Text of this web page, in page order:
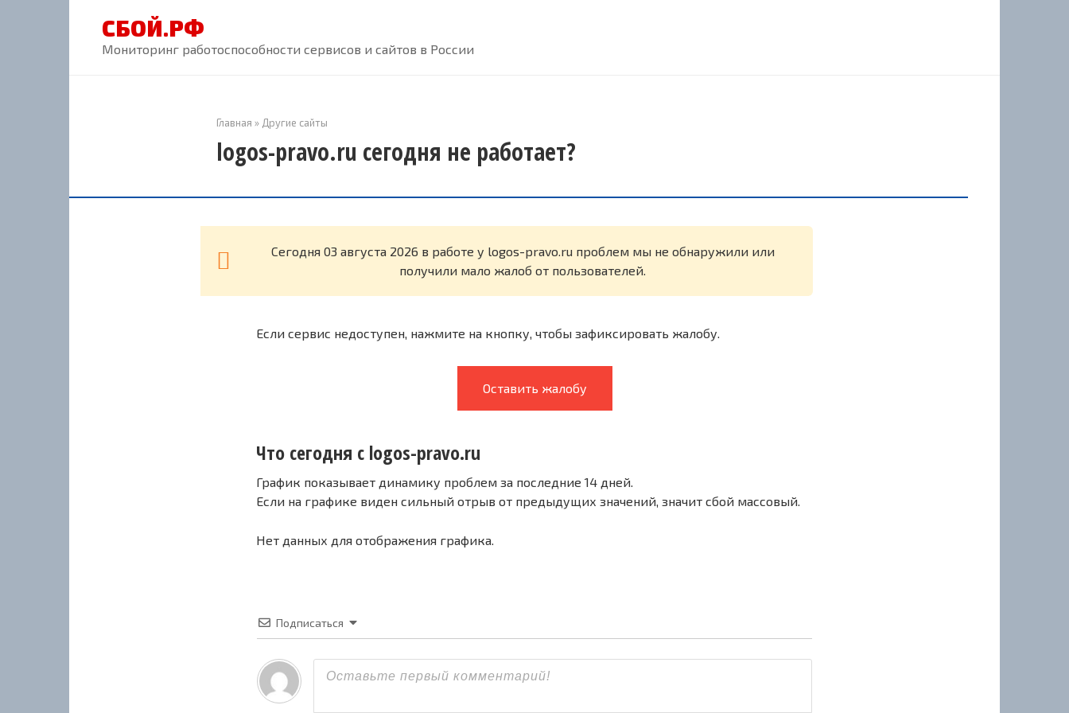
СБОЙ.РФ
Мониторинг работоспособности сервисов и сайтов в России
Главная » Другие сайты
logos-pravo.ru сегодня не работает?
Cегодня 03 августа 2026 в работе у logos-pravo.ru проблем мы не обнаружили или
получили мало жалоб от пользователей.
Если сервис недоступен, нажмите на кнопку, чтобы зафиксировать жалобу.
Оставить жалобу
Что сегодня с logos-pravo.ru
График показывает динамику проблем за последние 14 дней.
Если на графике виден сильный отрыв от предыдущих значений, значит сбой массовый.
Нет данных для отображения графика.
Подписаться